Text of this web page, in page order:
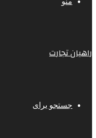
راهیان تجارت
جستجو برای